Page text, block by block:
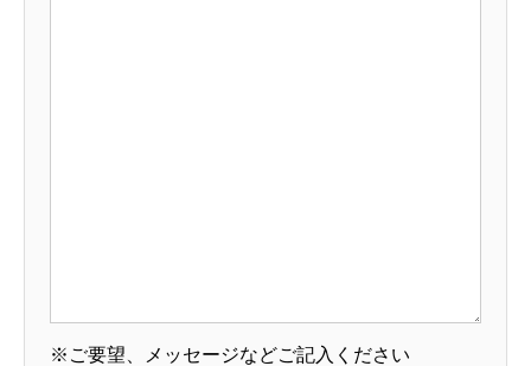
※ご要望、メッセージなどご記入ください